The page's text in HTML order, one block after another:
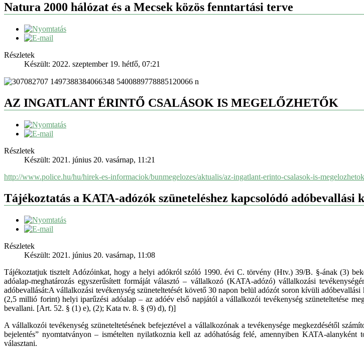
Natura 2000 hálózat és a Mecsek közös fenntartási terve
Részletek
Készült: 2022. szeptember 19. hétfő, 07:21
AZ INGATLANT ÉRINTŐ CSALÁSOK IS MEGELŐZHETŐK
Részletek
Készült: 2021. június 20. vasárnap, 11:21
http://www.police.hu/hu/hirek-es-informaciok/bunmegelozes/aktualis/az-ingatlant-erinto-csalasok-is-megelozhetok
Tájékoztatás a KATA-adózók szüneteléshez kapcsolódó adóbevallási
Részletek
Készült: 2021. június 20. vasárnap, 11:08
Tájékoztatjuk tisztelt Adózóinkat, hogy a helyi adókról szóló 1990. évi C. törvény (Htv.) 39/B. §-ának (3)
adóalap-meghatározás egyszerűsített formáját választó – vállalkozó (KATA-adózó) vállalkozási
adóbevallását:A vállalkozási tevékenység szüneteltetését követő 30 napon belül adózót soron kívüli
(2,5 millió forint) helyi iparűzési adóalap – az adóév első napjától a vállalkozói tevékenység szüneteltetése
bevallani. [Art. 52. § (1) e), (2); Kata tv. 8. § (9) d), f)]
A vállalkozói tevékenység szüneteltetésének befejeztével a vállalkozónak a tevékenysége megkezdésétől
bejelentés” nyomtatványon – ismételten nyilatkoznia kell az adóhatóság felé, amennyiben KATA-
választani.